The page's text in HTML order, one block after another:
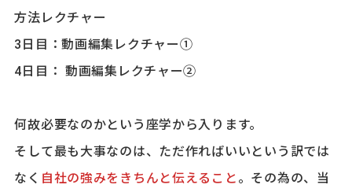
方法レクチャー
3日目：動画編集レクチャー①
4日目： 動画編集レクチャー②
何故必要なのかという座学から入ります。
そして最も大事なのは、ただ作ればいいという訳では
なく 自社の強みをきちんと伝えること 。その為の、当